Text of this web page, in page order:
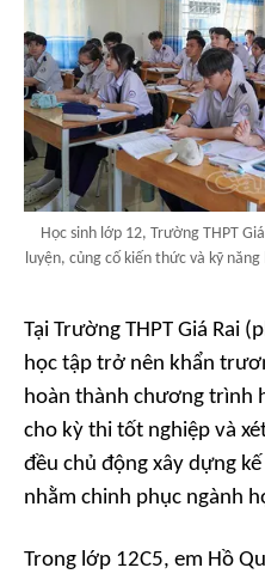
Học sinh lớp 12, Trường THPT
luyện, củng cố kiến thức và kỹ
Tại Trường THPT Giá Rai
học tập trở nên khẩn
hoàn thành chương trình
cho kỳ thi tốt nghiệp và
đều chủ động xây dựng
nhằm chinh phục ngành
Trong lớp 12C5, em Hồ